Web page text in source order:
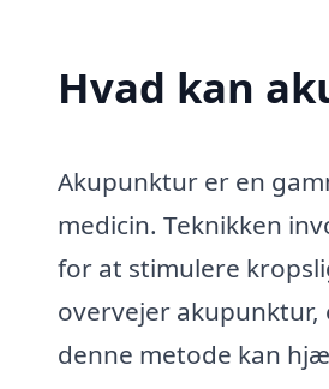
Hvad kan
Akupunktur er en
medicin. Teknikken
for at stimulere
overvejer
denne metode kan